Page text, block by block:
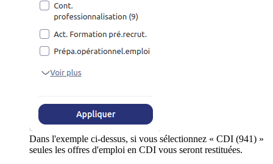
Dans l'exemple ci-dessus, si vous sélectionnez « CDI (941) »
seules les offres d'emploi en CDI vous seront restituées.